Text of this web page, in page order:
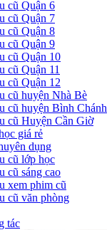
cũ Quận 6
cũ Quận 7
cũ Quận 8
cũ Quận 9
cũ Quận 10
cũ Quận 11
cũ Quận 12
cũ huyện Nhà Bè
cũ huyện Bình Chánh
cũ Huyện Cần Giờ
giá rẻ
dụng
cũ lớp học
cũ sáng cao
xem phim cũ
cũ văn phòng
tác